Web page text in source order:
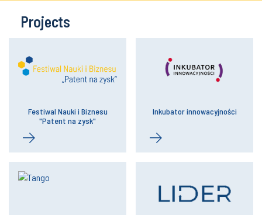
Projects
Festiwal Nauki i Biznesu
"Patent na zysk"
Inkubator innowacyjności